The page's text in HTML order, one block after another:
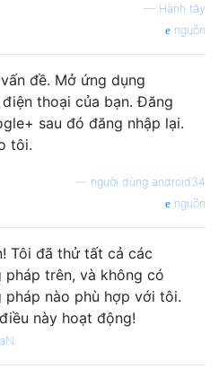
— Hành tây
nguồn
đề. Mở ứng dụng
thoại của bạn. Đăng
sau đó đăng nhập lại.
tôi.
người dùng android34
nguồn
Tôi đã thử tất cả các
pháp trên, và không có
pháp nào phù hợp với tôi.
này hoạt động!